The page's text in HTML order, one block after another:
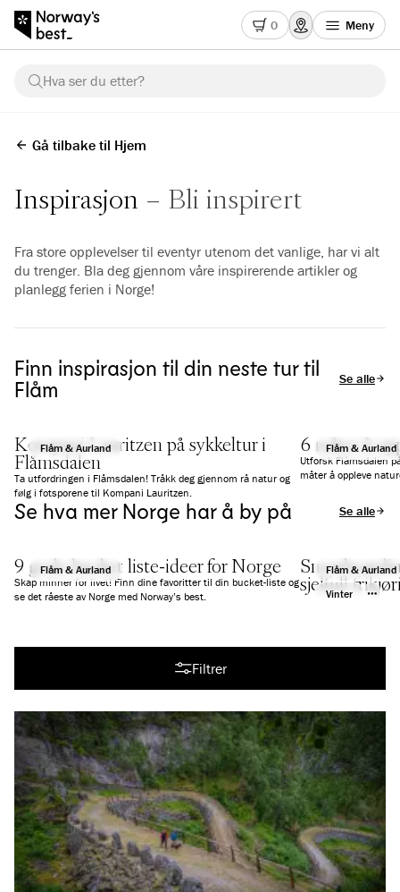
0 Meny
Hva ser du etter?
Gå tilbake til Hjem
Inspirasjon Bli inspirert
Fra store opplevelser til eventyr utenom det vanlige, har vi alt
du trenger. Bla deg gjennom våre inspirerende artikler og
planlegg ferien i Norge!
Finn inspirasjon til din neste tur til
Flåm
Se alle
Flåm & Aurland
Kompani Lauritzen på sykkeltur i
Flåmsdalen
Ta utfordringen i Flåmsdalen! Tråkk deg gjennom rå natur og
følg i fotsporene til Kompani Lauritzen.
Flåm & Aurland
6 måter å
Utforsk Flåmsdalen
måter å oppleve
Se hva mer Norge har å by på Se alle
Flåm & Aurland
9 gode bucket liste-ideer for Norge
Skap minner for livet! Finn dine favoritter til din bucket-liste og
se det råeste av Norge med Norway’s best.
Flåm & Aurland
Vinter
sjelfull
Filtrer